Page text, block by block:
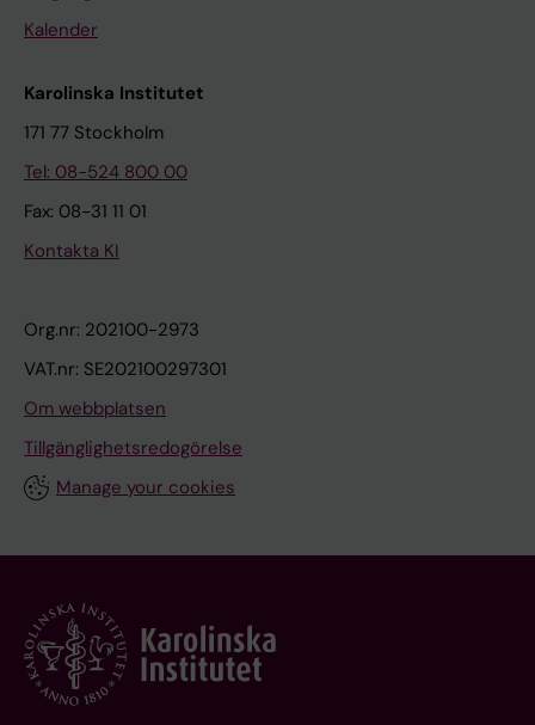
Kalender
Karolinska Institutet
171 77 Stockholm
Tel: 08-524 800 00
Fax: 08-31 11 01
Kontakta KI
Org.nr: 202100-2973
VAT.nr: SE202100297301
Om webbplatsen
Tillgänglighetsredogörelse
Manage your cookies